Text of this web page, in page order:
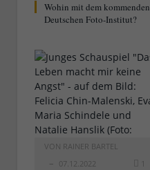
Wohin mit dem kommenden
Deutschen Foto-Institut?
VON RAINER BARTEL
07.12.2022
1